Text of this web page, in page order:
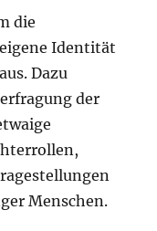
die
Identität
Dazu
der
Menschen.